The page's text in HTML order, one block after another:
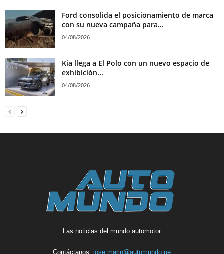
Ford consolida el posicionamiento de marca
con su nueva campaña para...
04/08/2026
Kia llega a El Polo con un nuevo espacio de
exhibición...
04/08/2026
Las noticias del mundo automotor
Contáctanos: jose.marin@automundo.pe